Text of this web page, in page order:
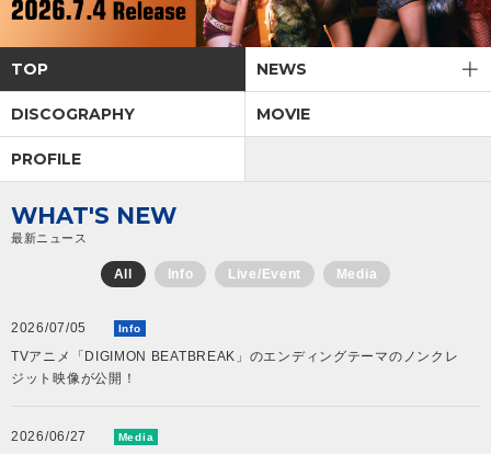
オーディション
直営ショップ
サイトマップ
TOP NEWS
DISCOGRAPHY MOVIE
PROFILE
WHAT'S NEW
最新ニュース
All Info Live/Event Media
2026/07/05 Info
TVアニメ「DIGIMON BEATBREAK」のエンディングテーマのノンクレ
ジット映像が公開！
2026/06/27 Media